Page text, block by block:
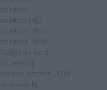
szinkron
szinkroninfó
szinkron 2017
szinkron 2018
Sztárban sztár
Szulejmán
tavaszi szezon 2018
telenovella